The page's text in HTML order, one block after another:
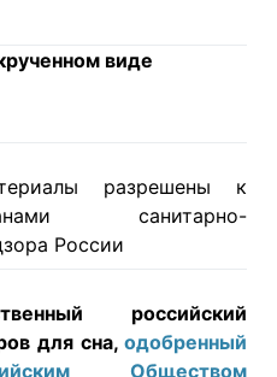
виде
разрешены к
санитарно-
России
российский
для сна,одобренный
Обществом